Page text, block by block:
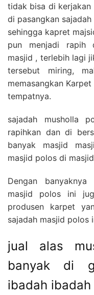
tidak bisa di kerjakan
di pasangkan
sehingga kapret
pun menjadi rapih
masjid , terlebih lagi
tersebut miring,
memasangkan
tempatnya.
sajadah musholla
rapihkan dan di
banyak masjid
masjid polos di
Dengan banyaknya
masjid polos ini
produsen karpet
sajadah masjid polos
jual alas
banyak di
ibadah ibadah